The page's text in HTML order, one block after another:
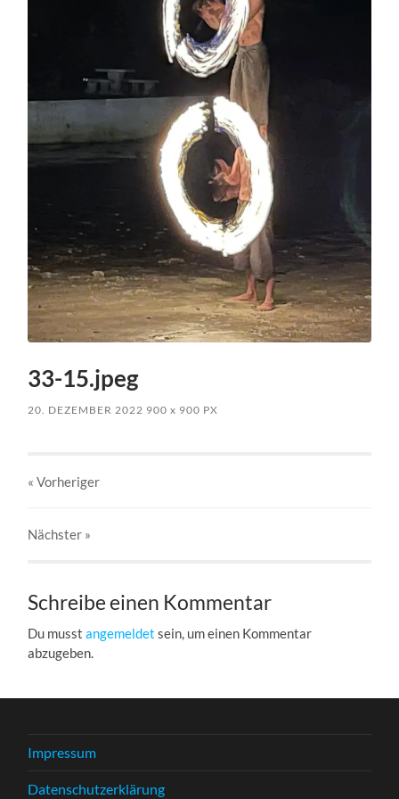
33-15.jpeg
20. DEZEMBER 2022 900x 900 PX
« Vorheriger
Nächster »
Schreibe einen Kommentar
Du musstangemeldet sein, um einen Kommentar
abzugeben.
Impressum
Datenschutzerklärung